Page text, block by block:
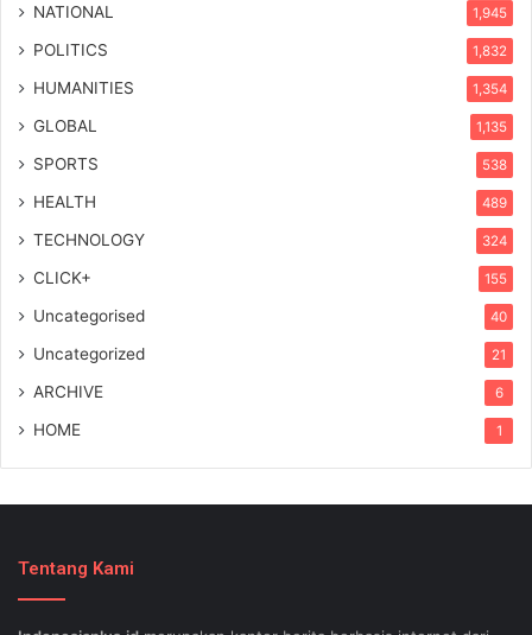
NATIONAL 1,945
POLITICS 1,832
HUMANITIES 1,354
GLOBAL 1,135
SPORTS 538
HEALTH 489
TECHNOLOGY 324
CLICK+ 155
Uncategorised 40
Uncategorized 21
ARCHIVE 6
HOME 1
Tentang Kami